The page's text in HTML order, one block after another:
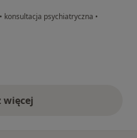
• konsultacja psychiatryczna •
więcej
opinie powyżej